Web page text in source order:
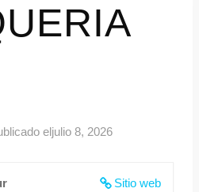
eljulio 8, 2026
Sitio web